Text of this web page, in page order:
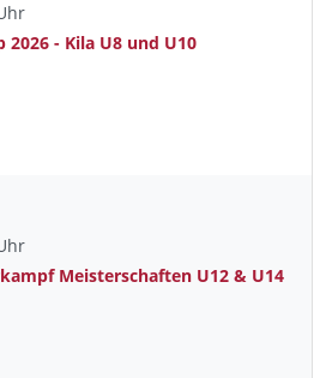
2026 - Kila U8 und U10
Meisterschaften U12 & U14